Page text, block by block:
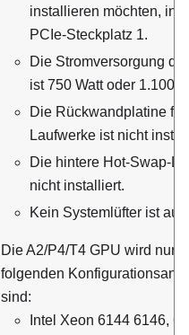
installieren möchten,
PCIe-Steckplatz 1.
Die Stromversorgung
ist 750 Watt oder 1.100
Die Rückwandplatine
Laufwerke ist nicht
Die hintere Hot-Swap-
nicht installiert.
Kein Systemlüfter ist
Die A2/P4/T4 GPU wird nur
folgenden
sind:
Intel Xeon 6144 6146,